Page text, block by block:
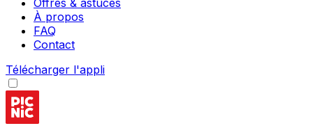
Offres & astuces
À propos
FAQ
Contact
Télécharger l'appli